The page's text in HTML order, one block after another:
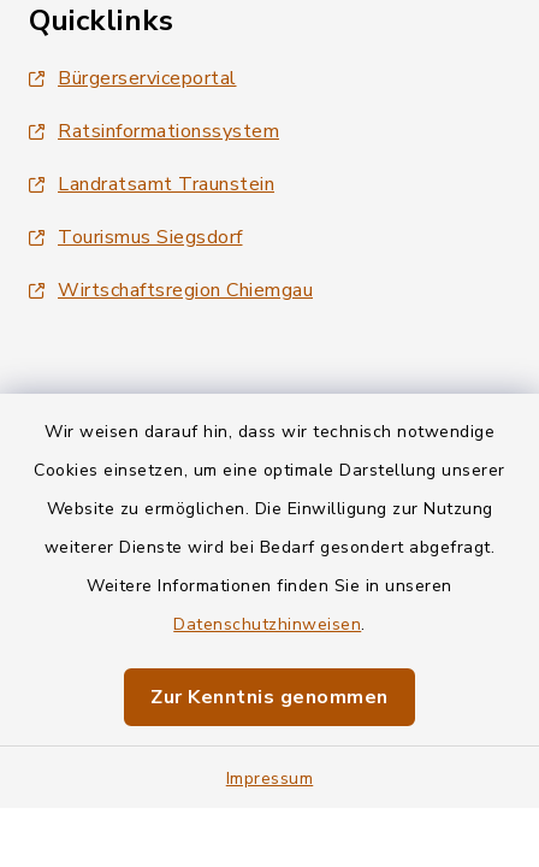
Wir weisen darauf hin, dass wir technisch notwendige
Cookies einsetzen, um eine optimale Darstellung unserer
Website zu ermöglichen. Die Einwilligung zur Nutzung
weiterer Dienste wird bei Bedarf gesondert abgefragt.
Weitere Informationen finden Sie in unseren
Datenschutzhinweisen.
Zur Kenntnis genommen
Impressum
Quicklinks
Bürgerserviceportal
Ratsinformationssystem
Landratsamt Traunstein
Tourismus Siegsdorf
Wirtschaftsregion Chiemgau
Kontakt
Informationspflichten
Impressum
Sitemap